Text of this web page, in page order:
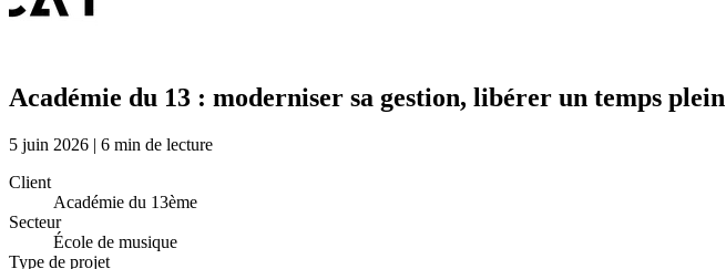
Académie du 13 : moderniser sa gestion, libérer un temps plein
5 juin 2026 | 6 min de lecture
Client
Académie du 13ème
Secteur
École de musique
Type de projet